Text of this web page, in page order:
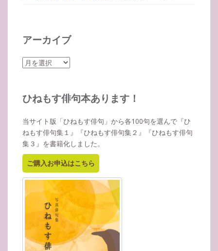
アーカイブ
ア
イ
ひねもす俳句本あります！
当サイト版「ひねもす俳句」から各100句を選んで『ひ
ねもす俳句集１』『ひねもす俳句集２』『ひねもす俳句
集３』を書籍化しました。
ご購入お申込はこちら